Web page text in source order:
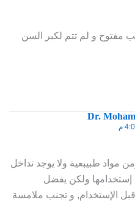
مفتوح و لم تتم لكبر السن
Dr.
طبيبعية ولا يوجد تداخل
إستخدامها ولكن يفضل
الإستخدام, و تجنب ملامسة